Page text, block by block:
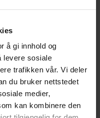
å gi innhold og
levere sosiale
trafikken vår. Vi deler
du bruker nettstedet
medier,
kan kombinere den